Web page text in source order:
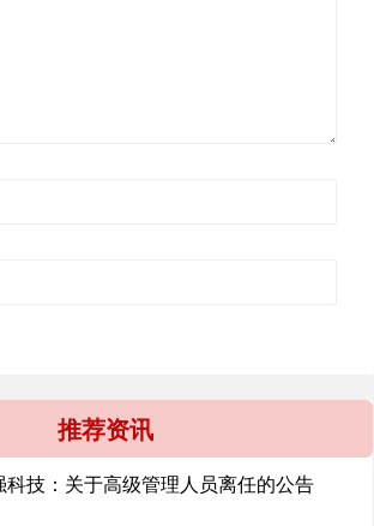
推荐资讯
科技：关于高级管理人员离任的公告